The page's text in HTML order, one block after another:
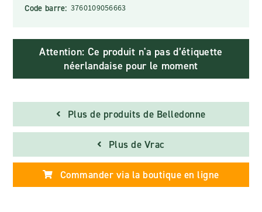
Code barre: 3760109056663
Attention: Ce produit n'a pas d’étiquette
néerlandaise pour le moment
Plus de produits de Belledonne
Plus de Vrac
Commander via la boutique en ligne